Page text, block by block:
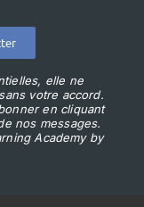
elle ne
votre accord.
en cliquant
nos messages.
Academy by